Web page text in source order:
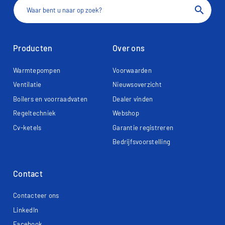
search
Producten
Warmtepompen
Ventilatie
Boilers en voorraadvaten
Regeltechniek
Cv-ketels
Over ons
Voorwaarden
Nieuwsoverzicht
Dealer vinden
Webshop
Garantie registreren
Bedrijfsvoorstelling
Contact
Contacteer ons
LinkedIn